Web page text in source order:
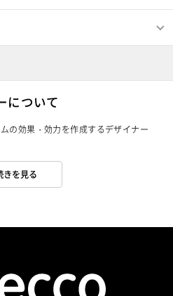
について
の効果・効力を作成するデザイナー
ルに応じて、効果的な画面の演出を
あります。
は、3Dゲームが主流となってから出
きを見る